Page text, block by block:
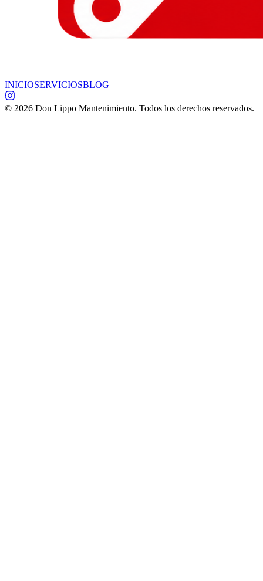
INICIOSERVICIOSBLOG
© 2026 Don Lippo Mantenimiento. Todos los derechos reservados.